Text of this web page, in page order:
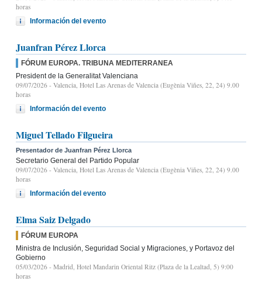
horas
Información del evento
Juanfran Pérez Llorca
FÓRUM EUROPA. TRIBUNA MEDITERRANEA
President de la Generalitat Valenciana
09/07/2026 - Valencia, Hotel Las Arenas de Valencia (Eugènia Viñes, 22, 24) 9.00
horas
Información del evento
Miguel Tellado Filgueira
Presentador de Juanfran Pérez Llorca
Secretario General del Partido Popular
09/07/2026 - Valencia, Hotel Las Arenas de Valencia (Eugènia Viñes, 22, 24) 9.00
horas
Información del evento
Elma Saiz Delgado
FÓRUM EUROPA
Ministra de Inclusión, Seguridad Social y Migraciones, y Portavoz del
Gobierno
05/03/2026 - Madrid, Hotel Mandarin Oriental Ritz (Plaza de la Lealtad, 5) 9:00
horas